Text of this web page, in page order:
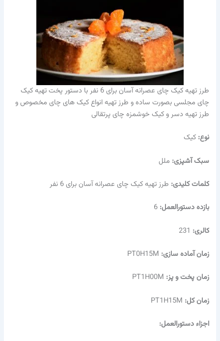
طرز تهیه کیک چای عصرانه آسان برای 6 نفر با دستور پخت تهیه کیک
چای مجلسی بصورت ساده و طرز تهیه انواع کیک های چای مخصوص و
طرز تهیه دسر و کیک خوشمزه چای پرتقالی
نوع:کیک
سبک آشپزی: ملل
کلمات کلیدی: طرز تهیه کیک چای عصرانه آسان برای 6 نفر
بازده دستورالعمل:6
کالری: 231
زمان آماده سازی: PT0H15M
زمان پخت و پز: PT1H00M
زمان کل: PT1H15M
اجزاء دستورالعمل: